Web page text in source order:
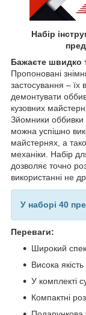
Набір
Бажаєте швидко
Пропоновані
застосування – їх
демонтувати
кузовних
Зйомники оббивки
можна успішно
майстернях, а
механіки. Набір
дозволяє точно
використанні не
У наборі 40
Переваги:
Широкий
Висока якість
У комплекті
Компактні